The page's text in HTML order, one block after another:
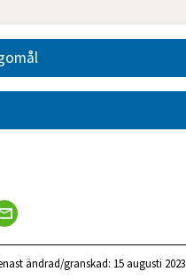
ändrad/granskad: 15 augusti 2023